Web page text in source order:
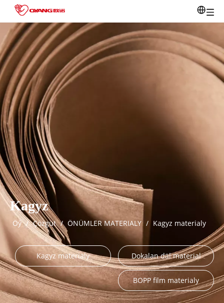
Kagyz
Öý / Çözgüt / ÖNÜMLER MATERIALY / Kagyz materialy
Kagyz materialy Dokalan däl material
BOPP film materialy